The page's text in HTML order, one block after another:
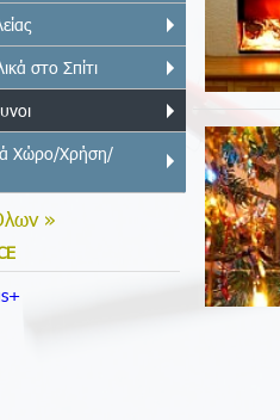
στο Σπίτι
Χώρο/Χρήση/
»